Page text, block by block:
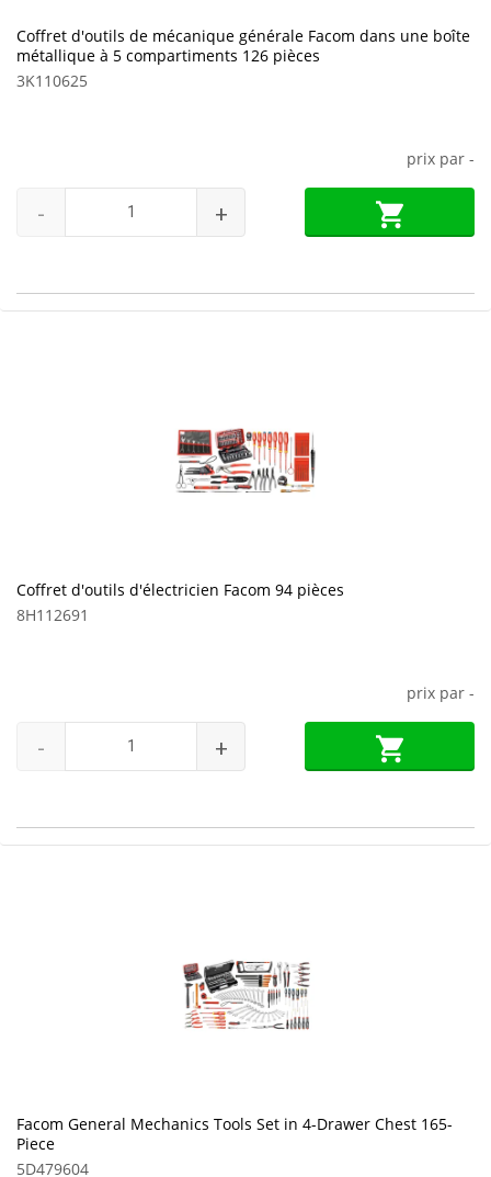
Coffret d'outils de mécanique générale Facom dans une boîte
métallique à 5 compartiments 126 pièces
3K110625
prix par -
- +
Coffret d'outils d'électricien Facom 94 pièces
8H112691
prix par -
- +
Facom General Mechanics Tools Set in 4-Drawer Chest 165-
Piece
5D479604